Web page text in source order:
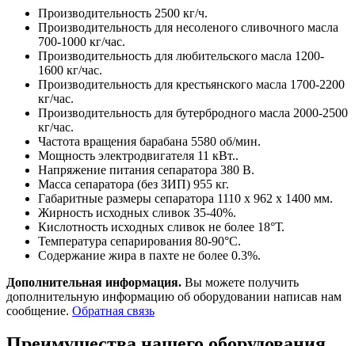
Производительность 2500 кг/ч.
Производительность для несоленого сливочного масла
700-1000 кг/час.
Производительность для любительского масла 1200-
1600 кг/час.
Производительность для крестьянского масла 1700-2200
кг/час.
Производительность для бутербродного масла 2000-2500
кг/час.
Частота вращения барабана 5580 об/мин.
Мощность электродвигателя 11 кВт..
Напряжение питания сепаратора 380 В.
Масса сепаратора (без ЗИП) 955 кг.
Габаритные размеры сепаратора 1110 х 962 х 1400 мм.
Жирность исходных сливок 35-40%.
Кислотность исходных сливок не более 18°Т.
Температура сепарирования 80-90°С.
Содержание жира в пахте не более 0.3%.
Дополнительная информация. Вы можете получить
дополнительную информацию об оборудовании написав нам
сообщение. Обратная связь